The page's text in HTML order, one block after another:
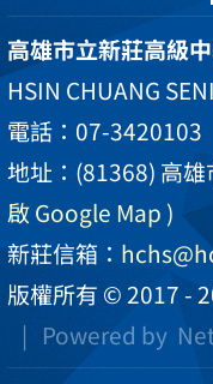
高雄市立新莊高級
HSIN CHUANG
電話：07-3420103
地址：(81368) 高
啟 Google Map )
新莊信箱：
版權所有 © 2017 -
| Powered by